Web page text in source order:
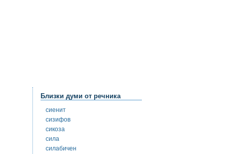
Близки думи от речника
сиенит
сизифов
сикоза
сила
силабичен